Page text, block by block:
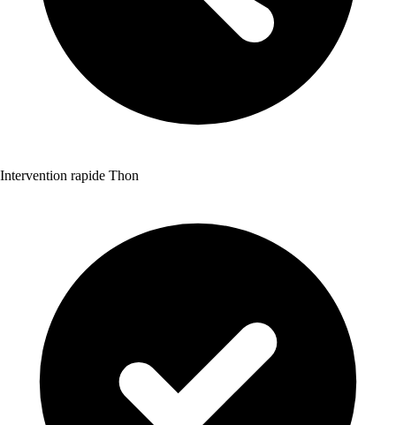
Intervention rapide Thon